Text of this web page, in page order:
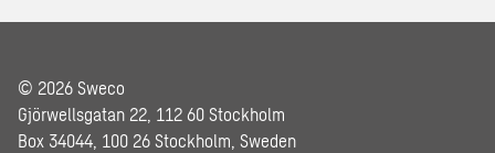
© 2026 Sweco
Gjörwellsgatan 22, 112 60 Stockholm
Box 34044, 100 26 Stockholm, Sweden